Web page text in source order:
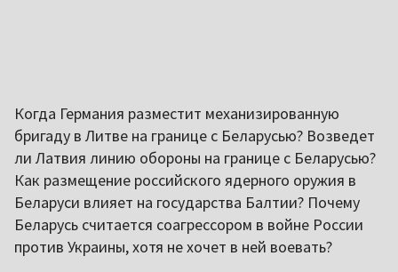
Когда Германия разместит механизированную
бригаду в Литве на границе с Беларусью? Возведет
ли Латвия линию обороны на границе с Беларусью?
Как размещение российского ядерного оружия в
Беларуси влияет на государства Балтии? Почему
Беларусь считается соагрессором в войне России
против Украины, хотя не хочет в ней воевать?